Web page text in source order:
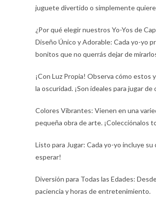
juguete divertido o simplemente
¿Por qué elegir nuestros Yo-Yos de
Diseño Único y Adorable: Cada yo-yo
bonitos que no querrás dejar de
¡Con Luz Propia! Observa cómo estos
la oscuridad. ¡Son ideales para jugar de
Colores Vibrantes: Vienen en una
pequeña obra de arte. ¡Colecciónalos
Listo para Jugar: Cada yo-yo incluye
esperar!
Diversión para Todas las Edades:
paciencia y horas de entretenimiento.